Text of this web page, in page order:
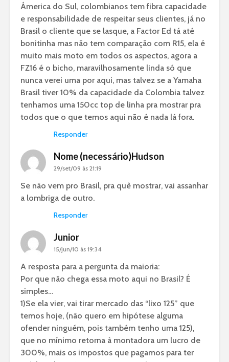
Ámerica do Sul, colombianos tem fibra capacidade
e responsabilidade de respeitar seus clientes, já no
Brasil o cliente que se lasque, a Factor Ed tá até
bonitinha mas não tem comparação com R15, ela é
muito mais moto em todos os aspectos, agora a
FZ16 é o bicho, maravilhosamente linda só que
nunca verei uma por aqui, mas talvez se a Yamaha
Brasil tiver 10% da capacidade da Colombia talvez
tenhamos uma 150cc top de linha pra mostrar pra
todos que o que temos aqui não é nada lá fora.
Responder
Nome (necessário)Hudson
29/set/09 às 21:19
Se não vem pro Brasil, pra quê mostrar, vai assanhar
a lombriga de outro.
Responder
Junior
15/jun/10 às 19:34
A resposta para a pergunta da maioria:
Por que não chega essa moto aqui no Brasil? É
simples…
1)Se ela vier, vai tirar mercado das “lixo 125” que
temos hoje, (não quero em hipótese alguma
ofender ninguém, pois também tenho uma 125),
que no mínimo retorna à montadora um lucro de
300%, mais os impostos que pagamos para ter